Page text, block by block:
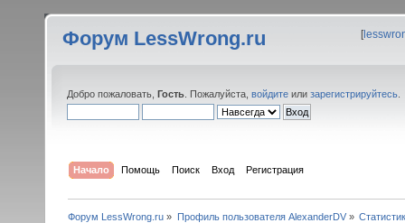
Форум LessWrong.ru [
Добро пожаловать, Гость . Пожалуйста, войдите или зарегистрируйтесь
Начало Помощь Поиск Вход Регистрация
Форум LessWrong.ru » Профиль пользователя AlexanderDV»